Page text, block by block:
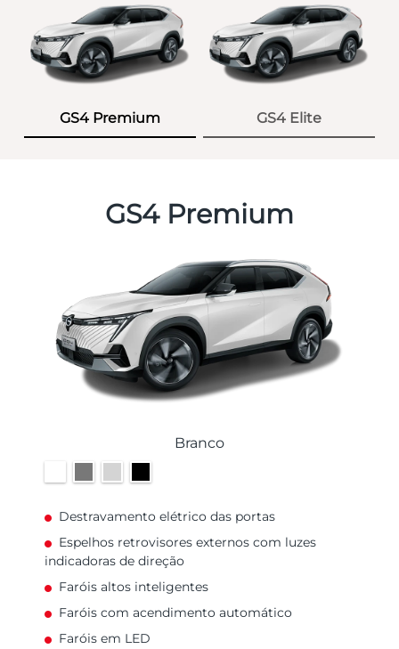
GS4 Premium GS4 Elite
GS4 Premium
Branco
Destravamento elétrico das portas
Espelhos retrovisores externos com luzes
indicadoras de direção
Faróis altos inteligentes
Faróis com acendimento automático
Faróis em LED